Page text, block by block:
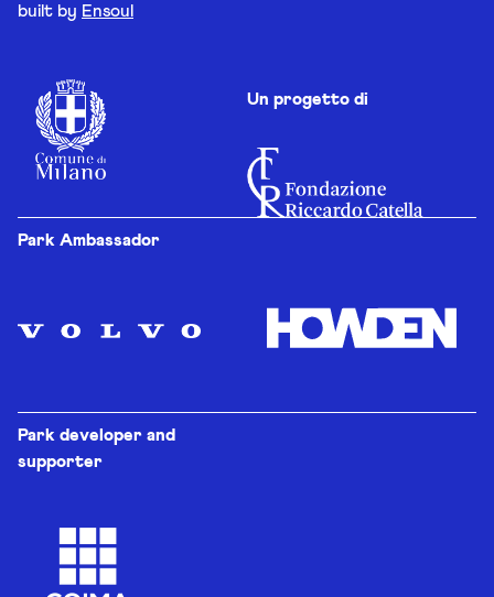
built by Ensoul
Un progetto di
Park Ambassador
Park developer and
supporter